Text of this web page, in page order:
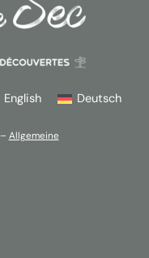
English Deutsch
– Allgemeine